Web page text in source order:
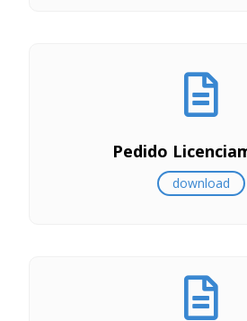
Pedido
download